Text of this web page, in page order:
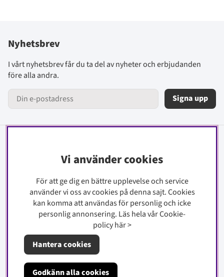
Nyhetsbrev
I vårt nyhetsbrev får du ta del av nyheter och erbjudanden
före alla andra.
Signa upp
Integritetspolicy
Cookiepolicy
Om oss
Vi använder cookies
För att ge dig en bättre upplevelse och service
använder vi oss av cookies på denna sajt.Cookies
kan komma att användas för personlig och icke
personlig annonsering. Läs hela vår Cookie-
policyhär>
Hantera cookies
Godkänn alla cookies